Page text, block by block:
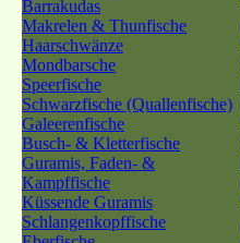
Barrakudas
Makrelen & Thunfische
Haarschwänze
Mondbarsche
Speerfische
Schwarzfische (Quallenfische)
Galeerenfische
Busch- & Kletterfische
Guramis, Faden- &
Kampffische
Küssende Guramis
Schlangenkopffische